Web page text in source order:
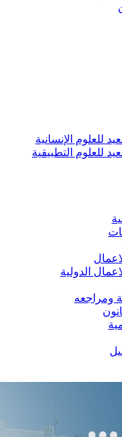
للعلوم الإنسانية
للعلوم التطبيقية
الدولية
ومراجعه